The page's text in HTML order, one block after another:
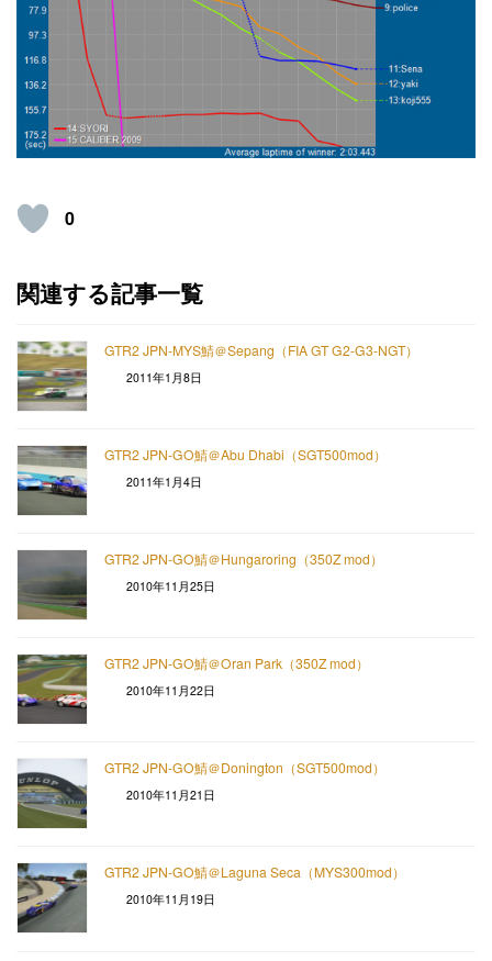
0
関連する記事一覧
GTR2 JPN-MYS鯖＠Sepang（FIA GT G2-G3-NGT）
2011年1月8日
GTR2 JPN-GO鯖＠Abu Dhabi（SGT500mod）
2011年1月4日
GTR2 JPN-GO鯖＠Hungaroring（350Z mod）
2010年11月25日
GTR2 JPN-GO鯖＠Oran Park（350Z mod）
2010年11月22日
GTR2 JPN-GO鯖＠Donington（SGT500mod）
2010年11月21日
GTR2 JPN-GO鯖＠Laguna Seca（MYS300mod）
2010年11月19日